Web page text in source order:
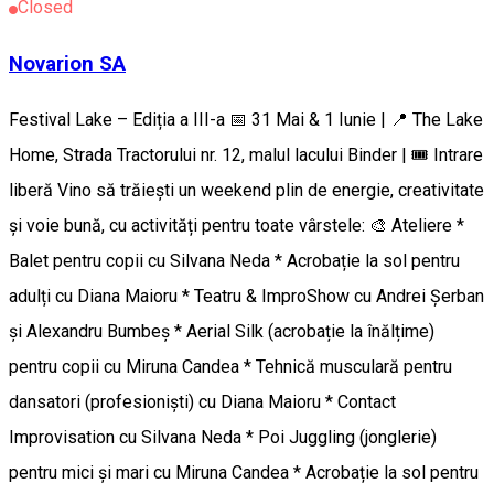
Closed
Novarion SA
Festival Lake – Ediția a III-a 📅 31 Mai & 1 Iunie | 📍 The Lake
Home, Strada Tractorului nr. 12, malul lacului Binder | 🎟️ Intrare
liberă Vino să trăiești un weekend plin de energie, creativitate
și voie bună, cu activități pentru toate vârstele: 🎨 Ateliere *
Balet pentru copii cu Silvana Neda * Acrobație la sol pentru
adulți cu Diana Maioru * Teatru & ImproShow cu Andrei Șerban
și Alexandru Bumbeș * Aerial Silk (acrobație la înălțime)
pentru copii cu Miruna Candea * Tehnică musculară pentru
dansatori (profesioniști) cu Diana Maioru * Contact
Improvisation cu Silvana Neda * Poi Juggling (jonglerie)
pentru mici și mari cu Miruna Candea * Acrobație la sol pentru